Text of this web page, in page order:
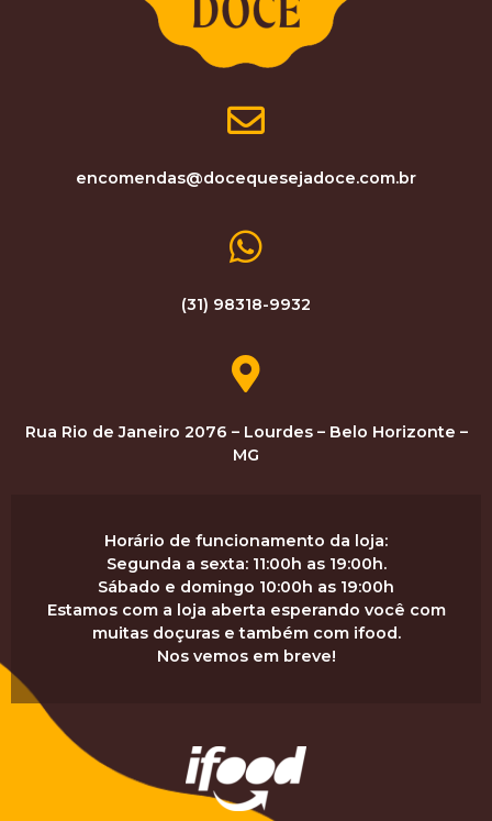
encomendas@docequesejadoce.com.br
(31) 98318-9932
Rua Rio de Janeiro 2076 – Lourdes – Belo Horizonte –
MG
Horário de funcionamento da loja:
Segunda a sexta: 11:00h as 19:00h.
Sábado e domingo 10:00h as 19:00h
Estamos com a loja aberta esperando você com
muitas doçuras e também com ifood.
Nos vemos em breve!